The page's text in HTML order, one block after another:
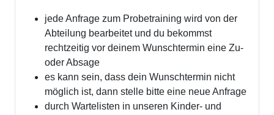
jede Anfrage zum Probetraining wird von der
Abteilung bearbeitet und du bekommst
rechtzeitig vor deinem Wunschtermin eine Zu-
oder Absage
es kann sein, dass dein Wunschtermin nicht
möglich ist, dann stelle bitte eine neue Anfrage
durch Wartelisten in unseren Kinder- und